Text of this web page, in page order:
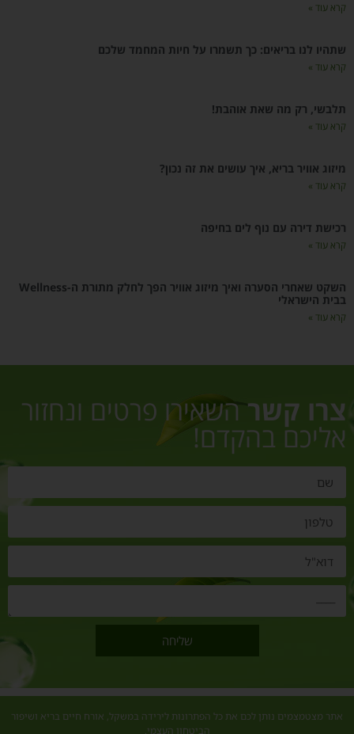
קרא עוד »
שתהיו לנו בריאים: כך תשמרו על חיות המחמד שלכם
קרא עוד »
תלבשי, רק מה שאת אוהבת!
קרא עוד »
מיזוג אוויר בריא, איך עושים את זה נכון?
קרא עוד »
רכישת דירה עם נוף לים בחיפה
קרא עוד »
השקט שאחרי הסערה ואיך מיזוג אוויר הפך לחלק מתורת ה-Wellness
בבית הישראלי
קרא עוד »
צרו קשר השאירו פרטים ונחזור
אליכם בהקדם!
שליחה
אתר מצטמצמים נותן לכם את כל הפתרונות לירידה במשקל, אורח חיים בריא ושיפור
הביטחון העצמי.